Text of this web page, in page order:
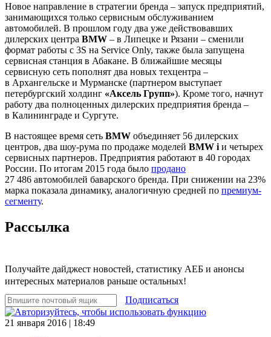
Новое направление в стратегии бренда – запуск предприятий,
занимающихся только сервисным обслуживанием
автомобилей. В прошлом году два уже действовавших
дилерских центра BMW – в Липецке и Рязани – сменили
формат работы с 3S на Service Only, также была запущена
сервисная станция в Абакане. В ближайшие месяцы
сервисную сеть пополнят два новых техцентра –
в Архангельске и Мурманске (партнером выступает
петербургский холдинг «Аксель Групп»). Кроме того, начнут
работу два полноценных дилерских предприятия бренда –
в Калининграде и Сургуте.
В настоящее время сеть BMW объединяет 56 дилерских
центров, два шоу-рума по продаже моделей BMW i и четырех
сервисных партнеров. Предприятия работают в 40 городах
России. По итогам 2015 года было продано
27 486 автомобилей баварского бренда. При снижении на 23%
марка показала динамику, аналогичную средней по премиум-
сегменту.
Рассылка
Получайте дайджест новостей, статистику АЕБ и анонсы
интересных материалов раньше остальных!
Подписаться
21 января 2016 | 18:49